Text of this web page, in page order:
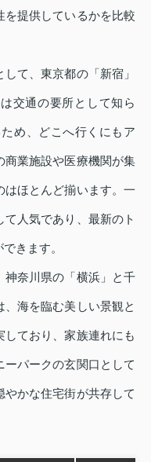
を提供しているかを比較
て、東京都の「新宿」
交通の要所として知ら
め、どこへ行くにもア
商業施設や医療機関が集
はほとんど揃います。一
人気であり、最新のト
きます。
神奈川県の「横浜」と千
海を臨む美しい景観と
ており、家族連れにも
パークの玄関口として
かな住宅街が共存して